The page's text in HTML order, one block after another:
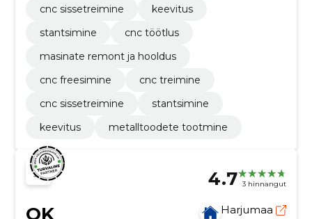
cnc sissetreimine
keevitus
stantsimine
cnc töötlus
masinate remont ja hooldus
cnc freesimine
cnc treimine
cnc sissetreimine
stantsimine
keevitus
metalltoodete tootmine
4.7 3 hinnangut
OK
Harjumaa